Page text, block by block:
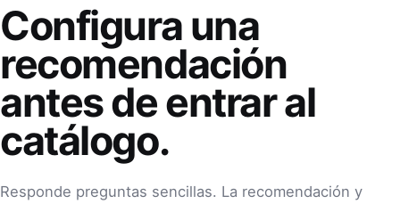
Configura una
recomendación
antes de entrar al
catálogo.
Responde preguntas sencillas. La recomendación y